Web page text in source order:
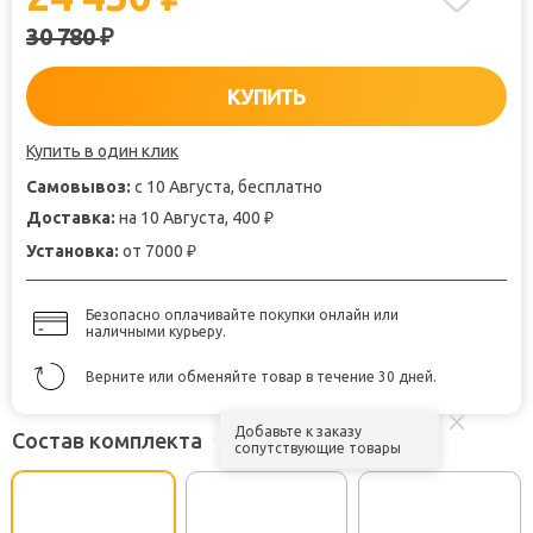
30 780₽
КУПИТЬ
Купить в один клик
Самовывоз: с 10 Августа, бесплатно
Доставка: на 10 Августа, 400 ₽
Установка: от 7000 ₽
Безопасно оплачивайте покупки онлайн или
наличными курьеру.
Верните или обменяйте товар в течение 30 дней.
Состав комплекта
Добавьте к заказу
сопутствующие товары